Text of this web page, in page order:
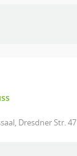
Dresdner Str. 47